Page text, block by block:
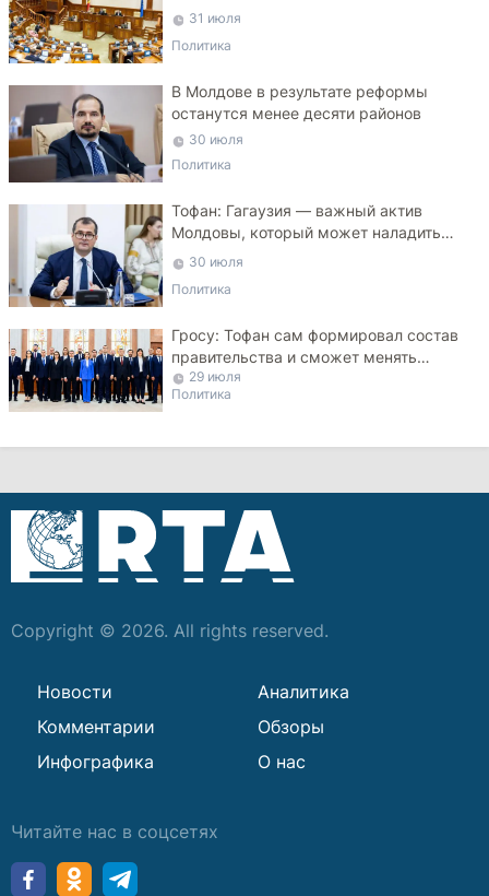
критикует законопроект
31 июля
Политика
В Молдове в результате реформы
останутся менее десяти районов
30 июля
Политика
Тофан: Гагаузия — важный актив
Молдовы, который может наладить
мосты с Турцией
30 июля
Политика
Гросу: Тофан сам формировал состав
правительства и сможет менять
министров
29 июля
Политика
Copyright © 2026. All rights reserved.
Новости
Аналитика
Комментарии
Обзоры
Инфографика
О нас
Читайте нас в соцсетях